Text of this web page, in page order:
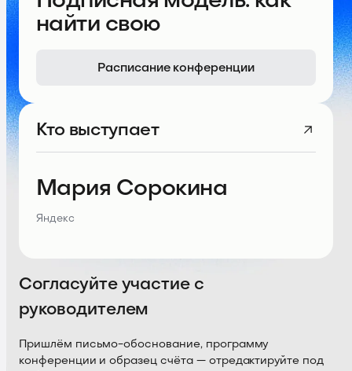
найти свою
Расписание конференции
Кто выступает
Мария Сорокина
Яндекс
Согласуйте участие с
руководителем
Пришлём письмо-обоснование, программу
конференции и образец счёта — отредактируйте под